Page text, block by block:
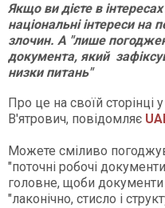
Якщо ви дієте в
національні інтереси на
злочин. А "лише
документа, який
низки питань"
Про це на своїй сторінці
В'ятрович, повідомляє
Можете сміливо
"поточні робочі
головне, щоби документи
"лаконічно, стисло і